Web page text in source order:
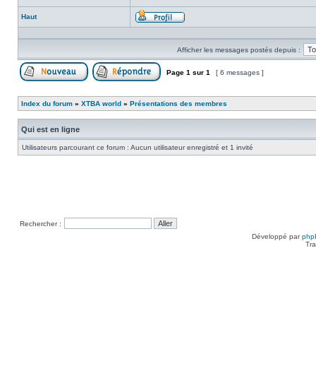
Haut
Profil
Afficher les messages postés depuis :
Page 1 sur 1 [ 6 messages ]
Index du forum » XTBA world » Présentations des membres
Qui est en ligne
Utilisateurs parcourant ce forum : Aucun utilisateur enregistré et 1 invité
Rechercher :
Développé par